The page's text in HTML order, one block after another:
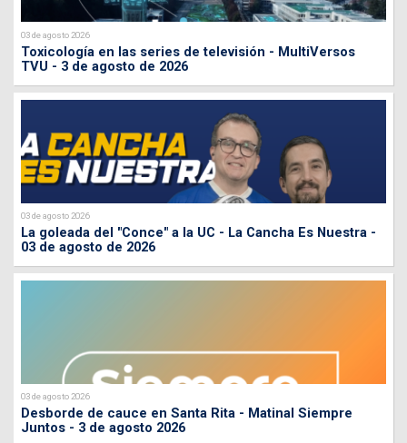
03 de agosto 2026
Toxicología en las series de televisión - MultiVersos
TVU - 3 de agosto de 2026
03 de agosto 2026
La goleada del "Conce" a la UC - La Cancha Es Nuestra -
03 de agosto de 2026
03 de agosto 2026
Desborde de cauce en Santa Rita - Matinal Siempre
Juntos - 3 de agosto 2026